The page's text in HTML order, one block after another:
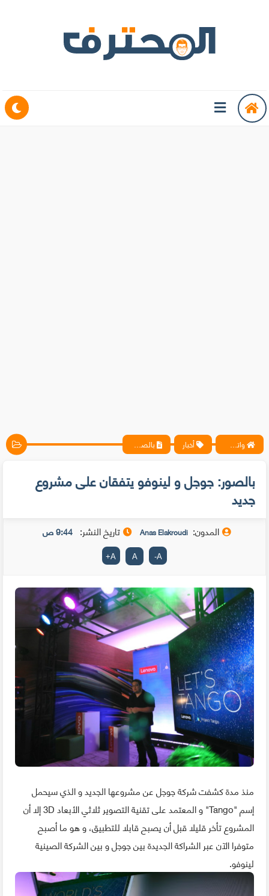
واتس آب ، فيسبوك ، أنترنت ، شروحات تقنية حصرية - المحترف أخبار بالصور: جوجل و لينوفو يتفقان على مشروع جديد
بالصور: جوجل و لينوفو يتفقان على مشروع
جديد
المدون: Anas Elakroudi تاريخ النشر: 9:44 ص
A
-
A
A
+
منذ مدة كشفت شركة جوجل عن مشروعها الجديد و الذي سيحمل
إسم "Tango" و المعتمد على تقنية التصوير ثلاثي الأبعاد 3D إلا أن
المشروع تأخر قليلا قبل أن يصبح قابلا للتطبيق، و هو ما أصبح
متوفرا الآن عبر الشراكة الجديدة بين جوجل و بين الشركة الصينية
لينوفو.